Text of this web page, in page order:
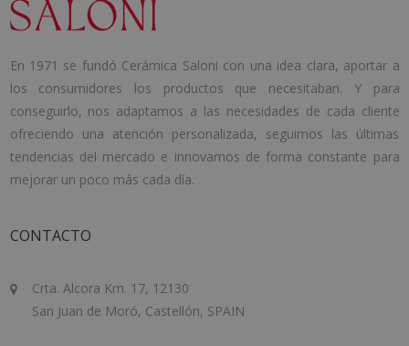
En 1971 se fundó Cerámica Saloni con una idea clara, aportar a
los consumidores los productos que necesitaban. Y para
conseguirlo, nos adaptamos a las necesidades de cada cliente
ofreciendo una atención personalizada, seguimos las últimas
tendencias del mercado e innovamos de forma constante para
mejorar un poco más cada día.
CONTACTO
Crta. Alcora Km. 17, 12130
San Juan de Moró, Castellón, SPAIN